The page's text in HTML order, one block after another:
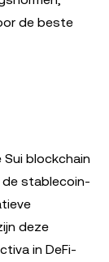
de beste
Sui blockchain
de stablecoin-
deze
in DeFi-